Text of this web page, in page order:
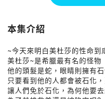
本集介紹
~今天來明白美杜莎的性命到
美杜莎~是希臘最有名的怪物
他的頭髮是蛇，眼睛則擁有
只要看到他的人都會被石化
讓人們免於石化，為何他要